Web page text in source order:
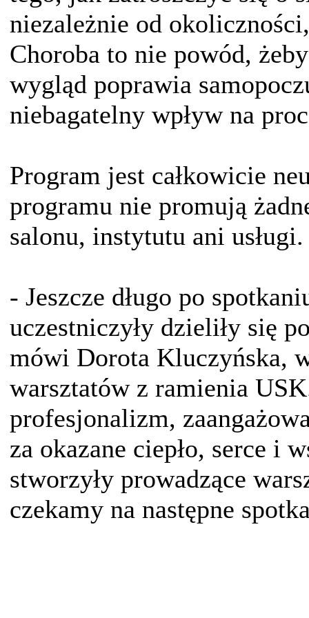
niezależnie od
Choroba to nie powód,
wygląd poprawia
niebagatelny wpływ na
Program jest całkowicie
programu nie promują
salonu, instytutu ani usługi.
- Jeszcze długo po
uczestniczyły dzieliły się
mówi Dorota Kluczyńska,
warsztatów z ramienia
profesjonalizm,
za okazane ciepło, serce i
stworzyły prowadzące
czekamy na następne